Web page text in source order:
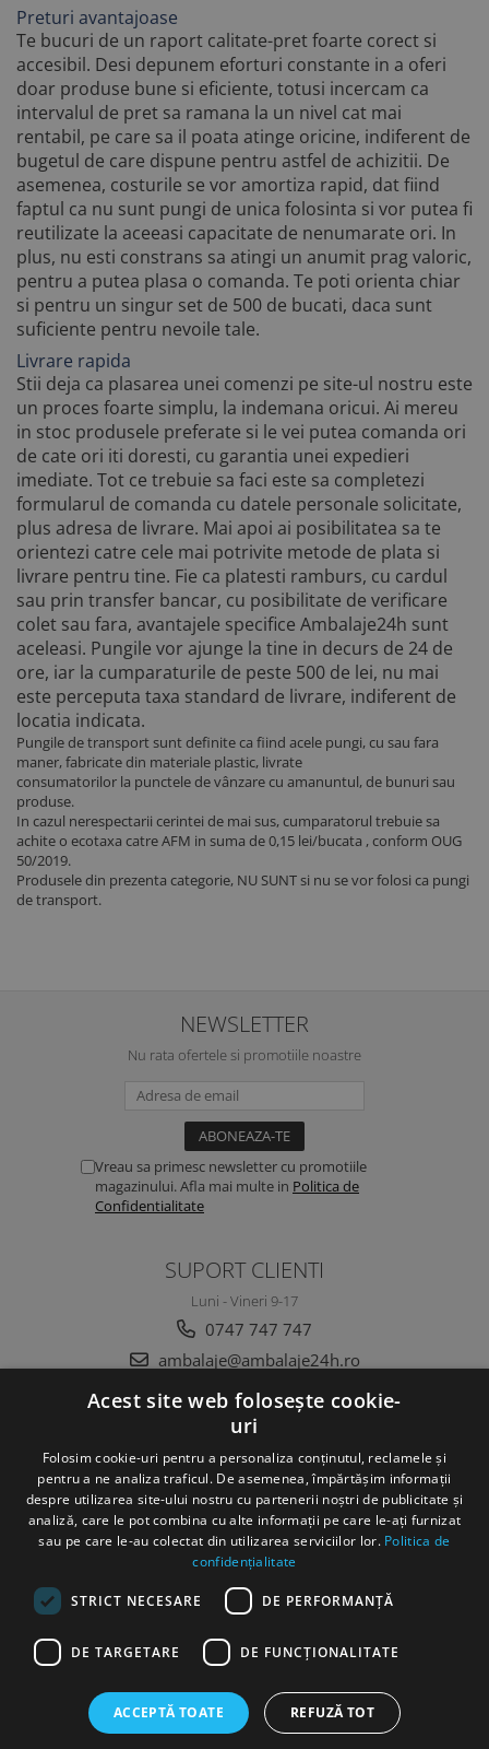
Preturi avantajoase
Te bucuri de un raport calitate-pret foarte corect si
accesibil. Desi depunem eforturi constante in a oferi
doar produse bune si eficiente, totusi incercam ca
intervalul de pret sa ramana la un nivel cat mai
rentabil, pe care sa il poata atinge oricine, indiferent de
bugetul de care dispune pentru astfel de achizitii. De
asemenea, costurile se vor amortiza rapid, dat fiind
faptul ca nu sunt pungi de unica folosinta si vor putea fi
reutilizate la aceeasi capacitate de nenumarate ori. In
plus, nu esti constrans sa atingi un anumit prag valoric,
pentru a putea plasa o comanda. Te poti orienta chiar
si pentru un singur set de 500 de bucati, daca sunt
suficiente pentru nevoile tale.
Livrare rapida
Stii deja ca plasarea unei comenzi pe site-ul nostru este
un proces foarte simplu, la indemana oricui. Ai mereu
in stoc produsele preferate si le vei putea comanda ori
de cate ori iti doresti, cu garantia unei expedieri
imediate. Tot ce trebuie sa faci este sa completezi
formularul de comanda cu datele personale solicitate,
plus adresa de livrare. Mai apoi ai posibilitatea sa te
orientezi catre cele mai potrivite metode de plata si
livrare pentru tine. Fie ca platesti ramburs, cu cardul
sau prin transfer bancar, cu posibilitate de verificare
colet sau fara, avantajele specifice Ambalaje24h sunt
aceleasi. Pungile vor ajunge la tine in decurs de 24 de
ore, iar la cumparaturile de peste 500 de lei, nu mai
este perceputa taxa standard de livrare, indiferent de
locatia indicata.
Pungile de transport sunt definite ca fiind acele pungi, cu sau fara
maner, fabricate din materiale plastic, livrate
consumatorilor la punctele de vânzare cu amanuntul, de bunuri sau
produse.
In cazul nerespectarii cerintei de mai sus, cumparatorul trebuie sa
achite o ecotaxa catre AFM in suma de 0,15 lei/bucata , conform OUG
50/2019.
Produsele din prezenta categorie, NU SUNT si nu se vor folosi ca pungi
de transport.
NEWSLETTER
Nu rata ofertele si promotiile noastre
Vreau sa primesc newsletter cu promotiile
magazinului. Afla mai multe in Politica de
Confidentialitate
SUPORT CLIENTI
Luni - Vineri 9-17
0747 747 747
ambalaje@ambalaje24h.ro
MAGAZINUL MEU
CLIENTI
DATE COMERCIALE
©Copyright SC DC Folie SRL 2022
Produse concepute si fabricate 100% in RomaniaPlatforma E-
commerce by Gomag
Acest site web folosește cookie-
uri
Folosim cookie-uri pentru a personaliza conținutul, reclamele și
pentru a ne analiza traficul. De asemenea, împărtășim informații
despre utilizarea site-ului nostru cu partenerii noștri de publicitate și
analiză, care le pot combina cu alte informații pe care le-ați furnizat
sau pe care le-au colectat din utilizarea serviciilor lor. Politica de
confidențialitate
STRICT NECESARE DE PERFORMANȚĂ
DE TARGETARE DE FUNCŢIONALITATE
ACCEPTĂ TOATE REFUZĂ TOT